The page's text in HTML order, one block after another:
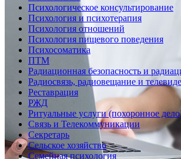
Психологическое консультирование
Психология и психотерапия
Психология отношений
Психология пищевого поведения
Психосоматика
ПТМ
Радиационная безопасность и
Радиосвязь, радиовещание и
Реставрация
РЖД
Ритуальные услуги (похоронное
Связь и Телекоммуникации
Секретарь
Сельское хозяйство
Семейная психология